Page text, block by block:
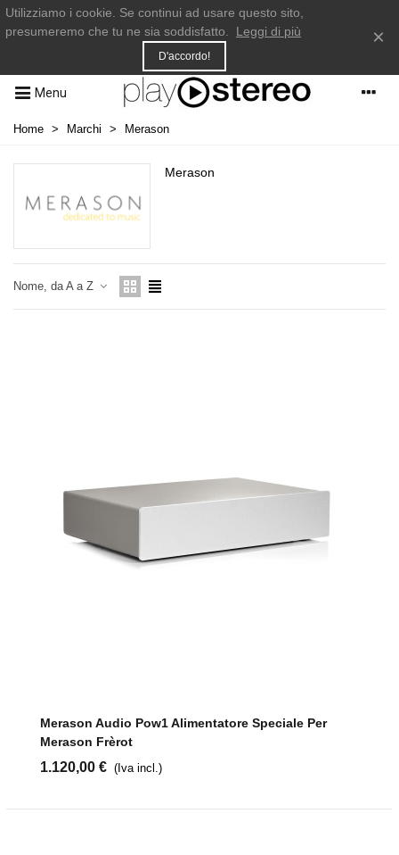
Utilizziamo i cookie. Se continui ad usare questo sito,
presumeremo che tu ne sia soddisfatto.
Leggi di più
D'accordo!
×
Menu
Home > Marchi > Merason
Merason
Nome, da A a Z
Merason Audio Pow1 Alimentatore Speciale Per
Merason Frèrot
1.120,00 € (Iva incl.)